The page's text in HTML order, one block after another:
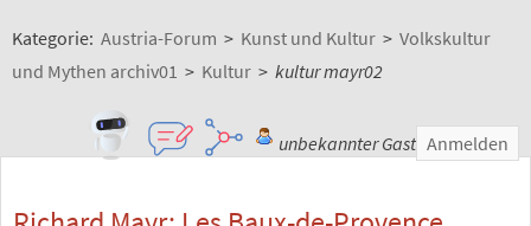
Kategorie: Austria-Forum > Kunst und Kultur > Volkskultur
und Mythen archiv01 > Kultur > kultur mayr02
unbekannter Gast Anmelden